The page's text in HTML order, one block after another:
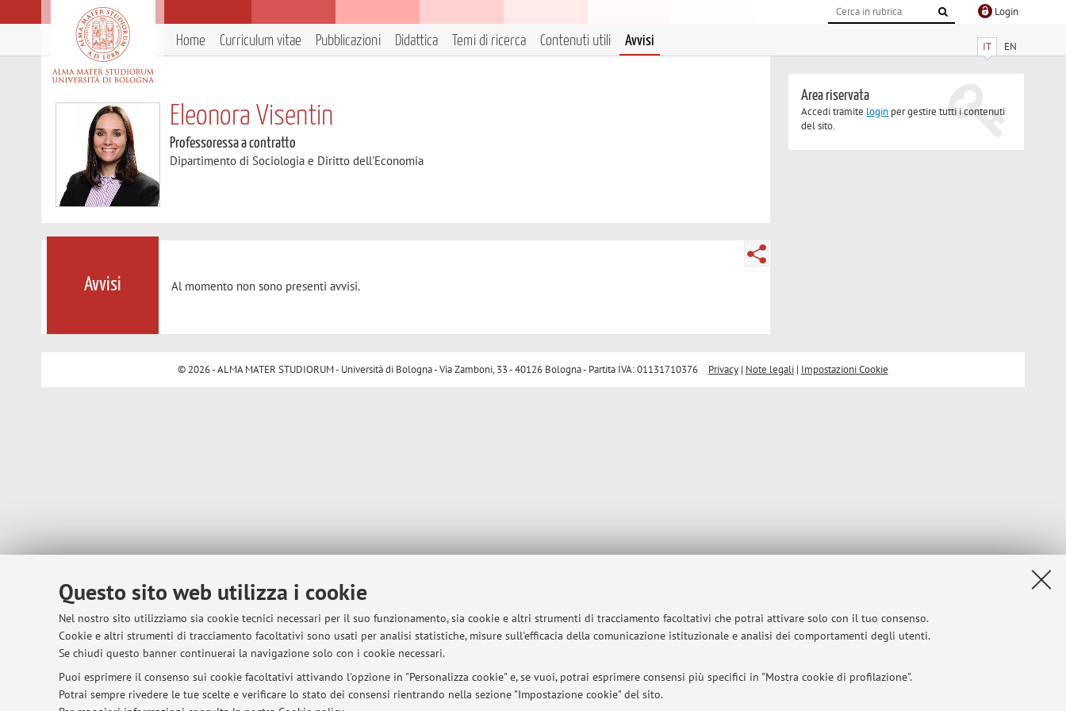
Questo sito web utilizza i cookie
Nel nostro sito utilizziamo sia cookie tecnici necessari per il suo funzionamento, sia cookie e altri strumenti di tracciamento facoltativi che potrai attivare solo con il tuo consenso.
Cookie e altri strumenti di tracciamento facoltativi sono usati per analisi statistiche, misure sull'efficacia della comunicazione istituzionale e analisi dei comportamenti degli utenti.
Se chiudi questo banner continuerai la navigazione solo con i cookie necessari.
Puoi esprimere il consenso sui cookie facoltativi attivando l'opzione in "Personalizza cookie" e, se vuoi, potrai esprimere consensi più specifici in "Mostra cookie di profilazione".
Potrai sempre rivedere le tue scelte e verificare lo stato dei consensi rientrando nella sezione "Impostazione cookie" del sito.
Login
IT EN
Home Curriculum vitae Pubblicazioni Didattica Temi di ricerca Contenuti utili Avvisi
Eleonora Visentin
Professoressa a contratto
Dipartimento di Sociologia e Diritto dell'Economia
Avvisi Al momento non sono presenti avvisi.
Area riservata
Accedi tramite login per gestire tutti i contenuti
del sito.
© 2026 - ALMA MATER STUDIORUM - Università di Bologna - Via Zamboni, 33 - 40126 Bologna - Partita IVA: 01131710376 Privacy| Note legali| Impostazioni Cookie